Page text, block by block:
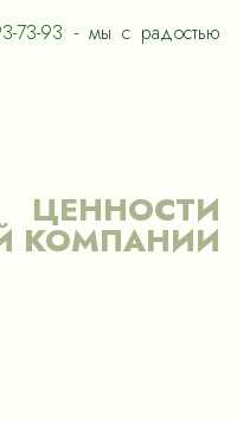
73-93 - мы с радостью
ЦЕННОСТИ
КОМПАНИИ